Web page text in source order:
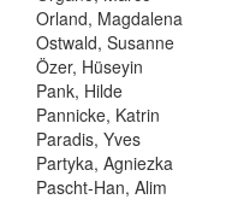
Orland, Magdalena
Ostwald, Susanne
Özer, Hüseyin
Pank, Hilde
Pannicke, Katrin
Paradis, Yves
Partyka, Agniezka
Pascht-Han, Alim